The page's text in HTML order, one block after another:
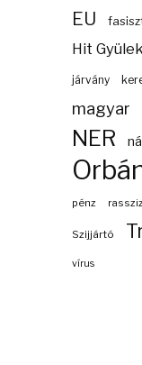
EU
Hit
járvány
magyar
NER
pénz
Szijjártó
vírus